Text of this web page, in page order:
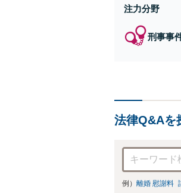
注力分野
刑事事
法律Q&Aを
例） 離婚 慰謝料